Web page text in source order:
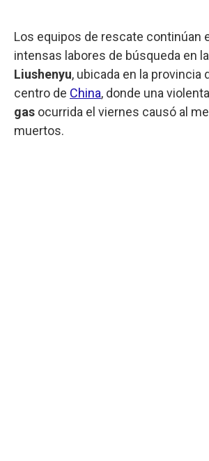
Los equipos de rescate continúan
intensas labores de búsqueda en la
Liushenyu, ubicada en la provincia
centro de China, donde una violenta
gas ocurrida el viernes causó al
muertos.